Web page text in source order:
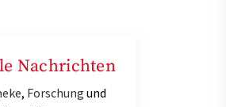
Nachrichten
, Forschung und